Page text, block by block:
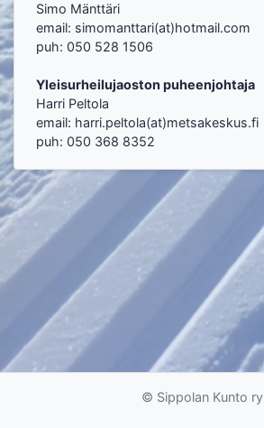
Simo Mänttäri
email: simomanttari(at)hotmail.com
puh: 050 528 1506
Yleisurheilujaoston puheenjohtaja
Harri Peltola
email: harri.peltola(at)metsakeskus.fi
puh: 050 368 8352
© Sippolan Kunto ry